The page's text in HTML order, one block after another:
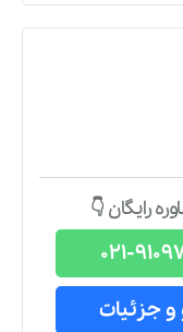
رایگان 👇
021-
و جزئیات